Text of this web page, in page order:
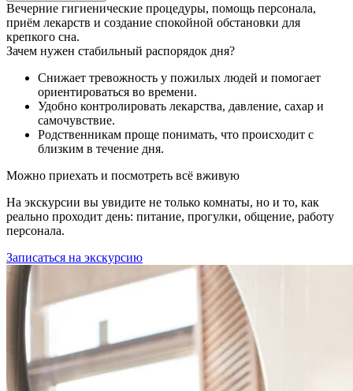
Вечерние гигиенические процедуры, помощь персонала,
приём лекарств и создание спокойной обстановки для
крепкого сна.
Зачем нужен стабильный распорядок дня?
Снижает тревожность у пожилых людей и помогает
ориентироваться во времени.
Удобно контролировать лекарства, давление, сахар и
самочувствие.
Родственникам проще понимать, что происходит с
близким в течение дня.
Можно приехать и посмотреть всё вживую
На экскурсии вы увидите не только комнаты, но и то, как
реально проходит день: питание, прогулки, общение, работу
персонала.
Записаться на экскурсию